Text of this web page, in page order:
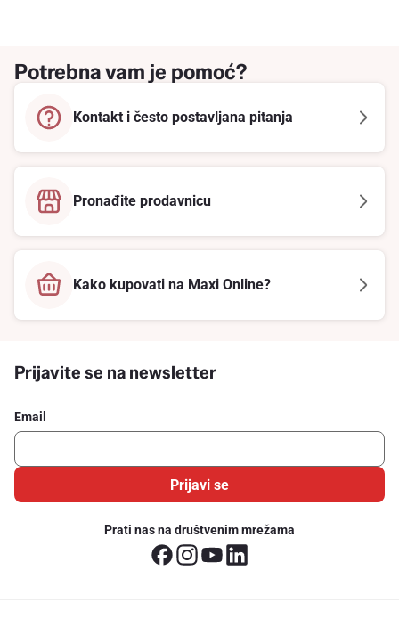
Potrebna vam je pomoć?
Kontakt i često postavljana pitanja
Pronađite prodavnicu
Kako kupovati na Maxi Online?
Prijavite se na newsletter
Email
Prijavi se
Prati nas na društvenim mrežama